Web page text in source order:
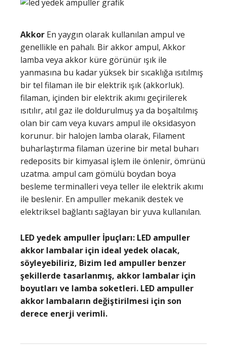
Akkor En yaygın olarak kullanılan ampul ve
genellikle en pahalı. Bir akkor ampul, Akkor
lamba veya akkor küre görünür ışık ile
yanmasına bu kadar yüksek bir sıcaklığa ısıtılmış
bir tel filaman ile bir elektrik ışık (akkorluk).
filaman, içinden bir elektrik akımı geçirilerek
ısıtılır, atıl gaz ile doldurulmuş ya da boşaltılmış
olan bir cam veya kuvars ampul ile oksidasyon
korunur. bir halojen lamba olarak, Filament
buharlaştırma filaman üzerine bir metal buharı
redeposits bir kimyasal işlem ile önlenir, ömrünü
uzatma. ampul cam gömülü boydan boya
besleme terminalleri veya teller ile elektrik akımı
ile beslenir. En ampuller mekanik destek ve
elektriksel bağlantı sağlayan bir yuva kullanılan.
LED yedek ampuller İpuçları: LED ampuller
akkor lambalar için ideal yedek olacak,
söyleyebiliriz, Bizim led ampuller benzer
şekillerde tasarlanmış, akkor lambalar için
boyutları ve lamba soketleri. LED ampuller
akkor lambaların değiştirilmesi için son
derece enerji verimli.